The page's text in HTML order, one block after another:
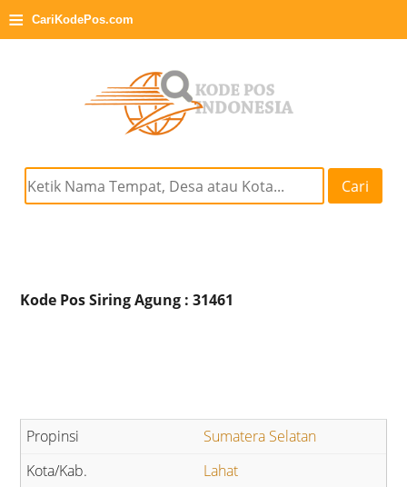
≡ CariKodePos.com
Cari
Kode Pos Siring Agung : 31461
Sumatera Selatan
Lahat